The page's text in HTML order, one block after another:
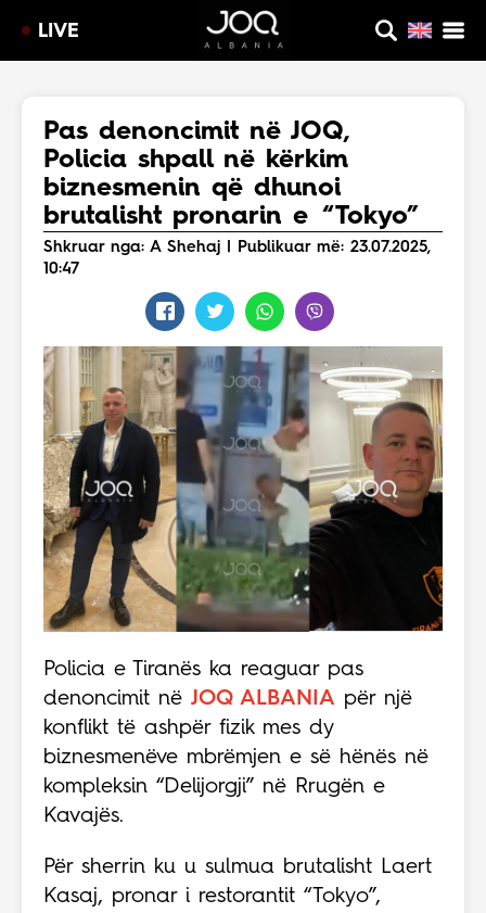
LIVE
Pas denoncimit në JOQ,
Policia shpall në kërkim
biznesmenin që dhunoi
brutalisht pronarin e “Tokyo”
Shkruar nga: A Shehaj | Publikuar më: 23.07.2025,
10:47
Policia e Tiranës ka reaguar pas
denoncimit në JOQ ALBANIA për një
konflikt të ashpër fizik mes dy
biznesmenëve mbrëmjen e së hënës në
kompleksin “Delijorgji” në Rrugën e
Kavajës.
Për sherrin ku u sulmua brutalisht Laert
Kasaj, pronar i restorantit “Tokyo”,